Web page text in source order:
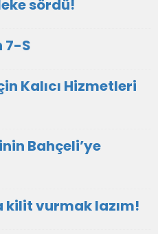
sördü!
7-S
Kalıcı Hizmetleri
Bahçeli’ye
kilit vurmak lazım!